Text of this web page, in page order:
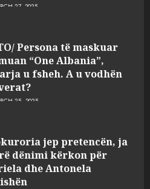
27, 2025
Persona të maskuar
“One Albania”,
u fsheh. A u vodhën
25, 2025
jep pretencën, ja
dënimi kërkon për
dhe Antonela